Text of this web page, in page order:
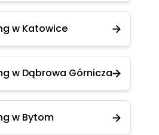
w Katowice
w Dąbrowa Górnicza
w Bytom